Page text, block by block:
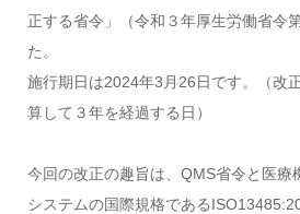
正する省令」（令和３年厚生労働省令
た。
施行期日は2024年3月26日です。（改
算して３年を経過する日）
今回の改正の趣旨は、QMS省令と医療
システムの国際規格である